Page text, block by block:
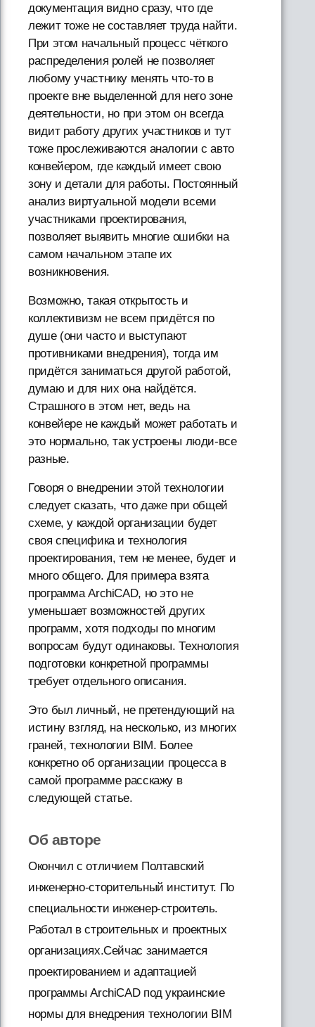
документация видно сразу, что где
лежит тоже не составляет труда найти.
При этом начальный процесс чёткого
распределения ролей не позволяет
любому участнику менять что-то в
проекте вне выделенной для него зоне
деятельности, но при этом он всегда
видит работу других участников и тут
тоже прослеживаются аналогии с авто
конвейером, где каждый имеет свою
зону и детали для работы. Постоянный
анализ виртуальной модели всеми
участниками проектирования,
позволяет выявить многие ошибки на
самом начальном этапе их
возникновения.
Возможно, такая открытость и
коллективизм не всем придётся по
душе (они часто и выступают
противниками внедрения), тогда им
придётся заниматься другой работой,
думаю и для них она найдётся.
Страшного в этом нет, ведь на
конвейере не каждый может работать и
это нормально, так устроены люди-все
разные.
Говоря о внедрении этой технологии
следует сказать, что даже при общей
схеме, у каждой организации будет
своя специфика и технология
проектирования, тем не менее, будет и
много общего. Для примера взята
программа АrchiCAD, но это не
уменьшает возможностей других
программ, хотя подходы по многим
вопросам будут одинаковы. Технология
подготовки конкретной программы
требует отдельного описания.
Это был личный, не претендующий на
истину взгляд, на несколько, из многих
граней, технологии BIM. Более
конкретно об организации процесса в
самой программе расскажу в
следующей статье.
Об авторе
Окончил с отличием Полтавский
инженерно-сторительный институт. По
специальности инженер-строитель.
Работал в строительных и проектных
организациях.Сейчас занимается
проектированием и адаптацией
программы АrchiCAD под украинские
нормы для внедрения технологии BIM